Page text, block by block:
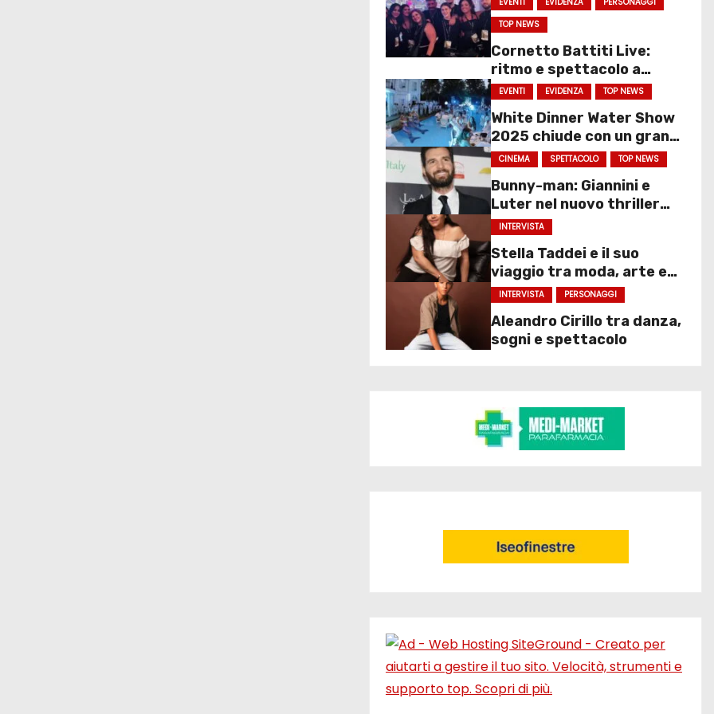
TOP NEWS
Cornetto Battiti Live:
ritmo e spettacolo a
Molfetta
EVENTI EVIDENZA TOP NEWS
White Dinner Water Show
2025 chiude con un gran
finale
CINEMA SPETTACOLO TOP NEWS
Bunny-man: Giannini e
Luter nel nuovo thriller
sociale
INTERVISTA
Stella Taddei e il suo
viaggio tra moda, arte e
spettacolo
INTERVISTA PERSONAGGI
Aleandro Cirillo tra danza,
sogni e spettacolo